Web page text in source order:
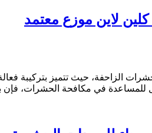
الزاحفة، حيث تتميز بتركيبة
للمساعدة في مكافحة الحشرات، فإن